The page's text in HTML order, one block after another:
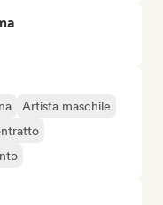
Artista maschile